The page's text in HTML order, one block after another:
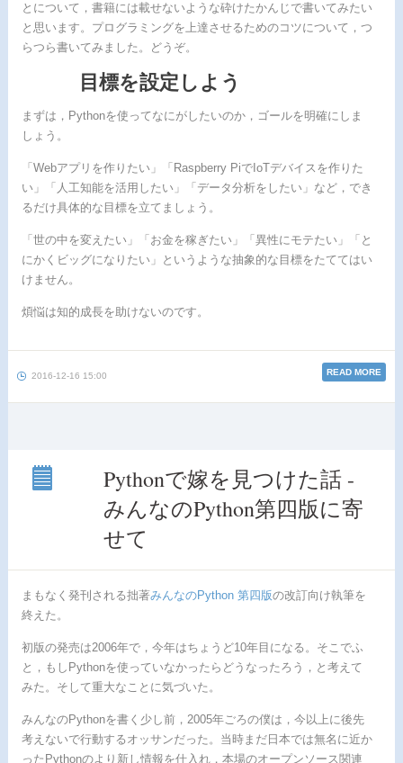
とについて，書籍には載せないような砕けたかんじで書いてみたい
と思います。プログラミングを上達させるためのコツについて，つ
らつら書いてみました。どうぞ。
目標を設定しよう
まずは，Pythonを使ってなにがしたいのか，ゴールを明確にしま
しょう。
「Webアプリを作りたい」「Raspberry PiでIoTデバイスを作りた
い」「人工知能を活用したい」「データ分析をしたい」など，でき
るだけ具体的な目標を立てましょう。
「世の中を変えたい」「お金を稼ぎたい」「異性にモテたい」「と
にかくビッグになりたい」というような抽象的な目標をたててはい
けません。
煩悩は知的成長を助けないのです。
2016-12-16 15:00 READ MORE
た話 -
なの
Python
版に
寄せ
て
Pythonで嫁を見つけた話 -
みんなのPython第四版に寄
せて
まもなく発刊される拙著みんなのPython 第四版の改訂向け執筆を
終えた。
初版の発売は2006年で，今年はちょうど10年目になる。そこでふ
と，もしPythonを使っていなかったらどうなったろう，と考えて
みた。そして重大なことに気づいた。
みんなのPythonを書く少し前，2005年ごろの僕は，今以上に後先
考えないで行動するオッサンだった。当時まだ日本では無名に近か
ったPythonのより新し情報を仕入れ，本場のオープンソース関連